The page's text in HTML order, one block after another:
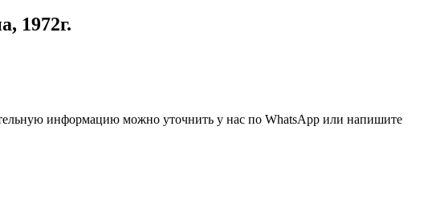
1972г.
информацию можно уточнить у нас по WhatsApp или напишите